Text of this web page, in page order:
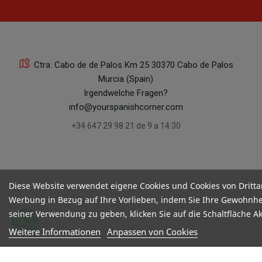
Ctra. Cabo de de Palos Km 25 30370 Cabo de Palos
Murcia (Spain)
Irgendwelche Fragen?
info@yourspanishcorner.com
+34 647 29 98 21 de 9 a 14:30
Diese Website verwendet eigene Cookies und Cookies von
Werbung in Bezug auf Ihre Vorlieben, indem Sie Ihre
seiner Verwendung zu geben, klicken Sie auf die Schaltfläche
Weitere Informationen Anpassen von Cookies